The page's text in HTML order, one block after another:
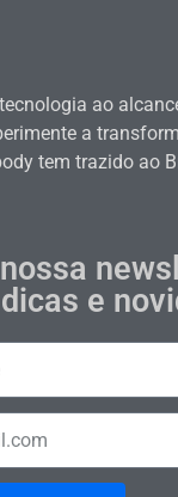
ao
a
tem trazido ao
e